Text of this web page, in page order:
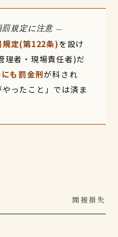
罰規定に注意 —
規定(第122条)を設け
理者・現場責任者)だ
も罰金刑が科され
ったこと」では済ま
間接損失